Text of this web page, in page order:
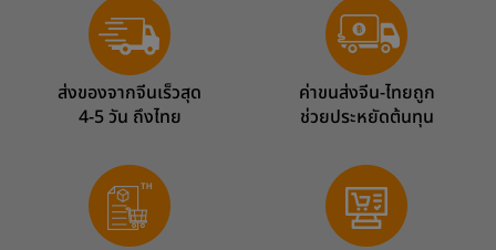
ส่งของจากจีนเร็วสุด
4-5 วัน ถึงไทย
ค่าขนส่งจีน-ไทยถูก
ช่วยประหยัดต้นทุน